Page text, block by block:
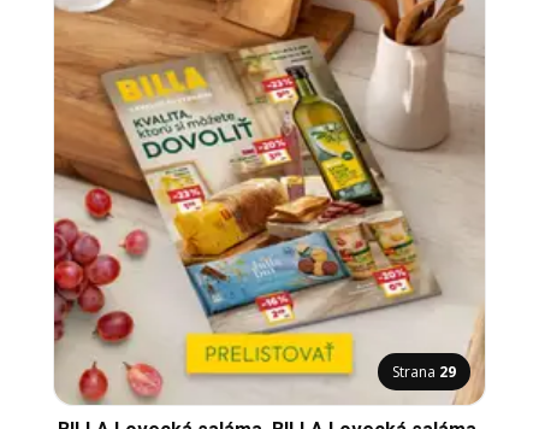
Strana 29